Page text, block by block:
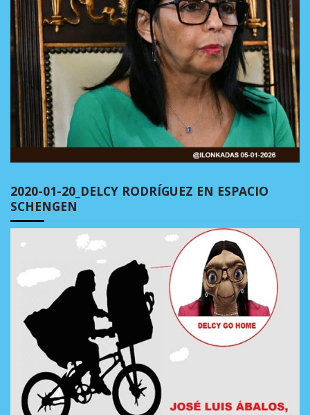
2020-01-20_DELCY RODRÍGUEZ EN ESPACIO
SCHENGEN